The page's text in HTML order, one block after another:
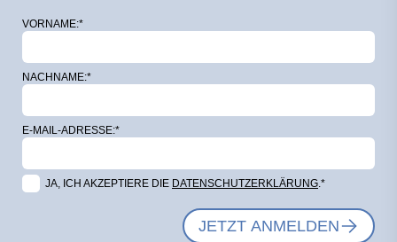
VORNAME:*
NACHNAME:*
E-MAIL-ADRESSE:*
JA, ICH AKZEPTIERE DIE DATENSCHUTZERKLÄRUNG .*
JETZT ANMELDEN